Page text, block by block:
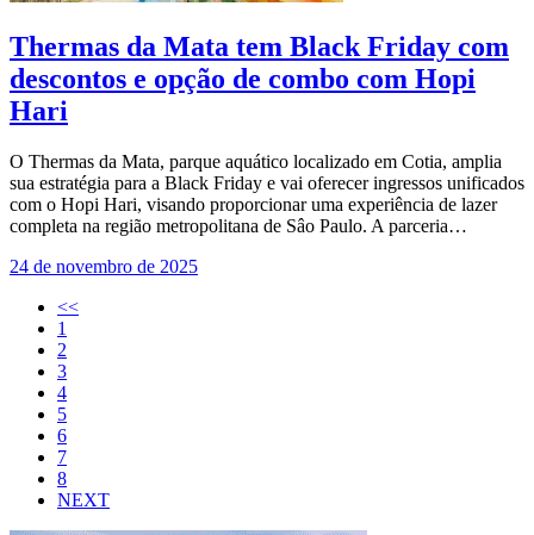
Thermas da Mata tem Black Friday com
descontos e opção de combo com Hopi
Hari
O Thermas da Mata, parque aquático localizado em Cotia, amplia
sua estratégia para a Black Friday e vai oferecer ingressos unificados
com o Hopi Hari, visando proporcionar uma experiência de lazer
completa na região metropolitana de Sâo Paulo. A parceria…
24 de novembro de 2025
<<
1
2
3
4
5
6
7
8
NEXT